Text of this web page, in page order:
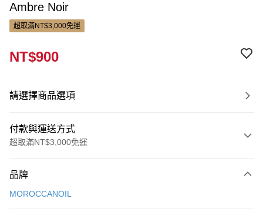
Ambre Noir
超取滿NT$3,000免運
NT$900
請選擇商品選項
付款與運送方式
超取滿NT$3,000免運
信用卡一次付款
品牌
MOROCCANOIL